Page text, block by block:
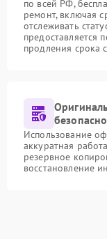
по всей РФ,
ремонт, включая
отслеживать
предоставляется
продления срока
Использование
аккуратная
резервное
восстановление